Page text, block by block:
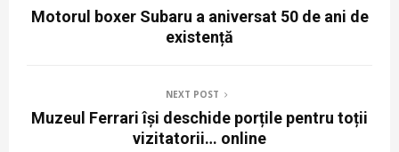
Motorul boxer Subaru a aniversat 50 de ani de
existență
NEXT POST
Muzeul Ferrari își deschide porțile pentru toții
vizitatorii… online